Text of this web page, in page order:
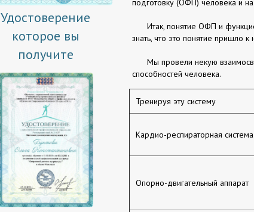
Удостоверение
которое вы
получите
подготовку (ОФП) человека и
Итак, понятие ОФП и
знать, что это понятие пришло
Мы провели некую
способностей человека.
Тренируя эту систему
Кардио-респираторная система
Опорно-двигательный аппарат